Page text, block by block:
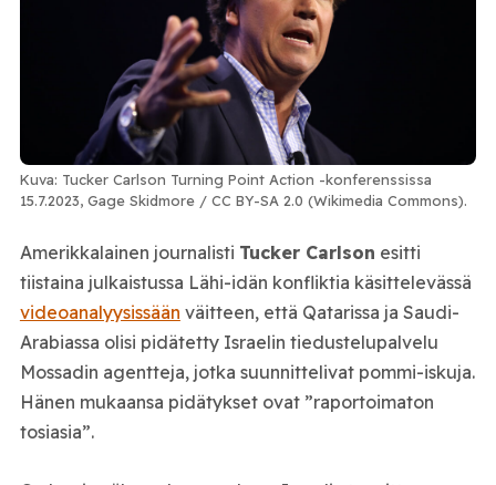
Kuva: Tucker Carlson Turning Point Action -konferenssissa
15.7.2023, Gage Skidmore / CC BY-SA 2.0 (Wikimedia Commons).
Amerikkalainen journalisti Tucker Carlson esitti
tiistaina julkaistussa Lähi-idän konfliktia käsittelevässä
videoanalyysissään väitteen, että Qatarissa ja Saudi-
Arabiassa olisi pidätetty Israelin tiedustelupalvelu
Mossadin agentteja, jotka suunnittelivat pommi-iskuja.
Hänen mukaansa pidätykset ovat ”raportoimaton
tosiasia”.